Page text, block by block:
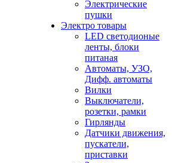
Электрические
пушки
Электро товары
LED светодионые
ленты, блоки
питаная
Автоматы, УЗО,
Дифф. автоматы
Вилки
Выключатели,
розетки, рамки
Гирлянды
Датчики движения,
пускатели,
приставки